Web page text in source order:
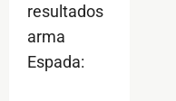
resultados
arma
Espada: